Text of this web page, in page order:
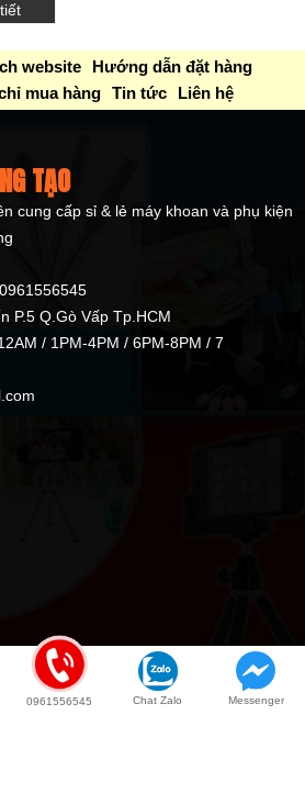
website
Hướng dẫn đặt hàng
mua hàng Tin tức Liên hệ
TẠO
cung cấp sỉ & lẻ máy khoan và phụ kiện
P.5 Q.Gò Vấp Tp.HCM
/ 1PM-4PM / 6PM-8PM / 7
0961556545 Chat Zalo Messenger